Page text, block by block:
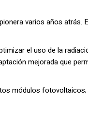
varios años atrás.
el uso de la
mejorada que
módulos